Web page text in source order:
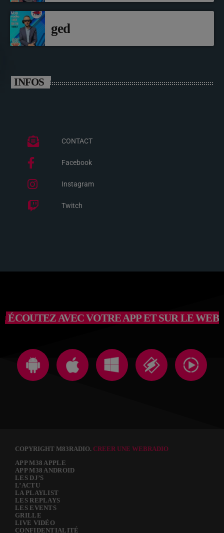
ged
INFOS
CONTACT
Facebook
Instagram
Twitch
ÉCOUTEZ AVEC VOTRE APP ET SUR LE WEB
COPYRIGHT M83RADIO. CREER UNE WEBRADIO
APP M38 APPLE
APP M38 ANDROID
LES DJ’S
L’ACTU
LA PLAYLIST
LES REPLAYS
LES EVENTS
GRILLE
LIVE VIDÉO
CONFIDENTIALITÉ